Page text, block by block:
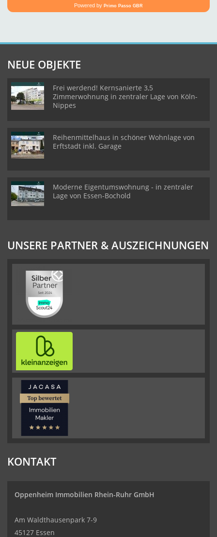
NEUE OBJEKTE
Frei werdend! Kernsanierte 3,5
Zimmerwohnung in zentraler Lage von Köln-
Nippes
Reihenmittelhaus in schöner Wohnlage von
Erftstadt inkl. Garage
Moderne Eigentumswohnung - in zentraler
Lage von Essen-Bochold
UNSERE PARTNER & AUSZEICHNUNGEN
KONTAKT
Oppenheim Immobilien Rhein-Ruhr GmbH
Am Waldthausenpark 7-9
45127 Essen